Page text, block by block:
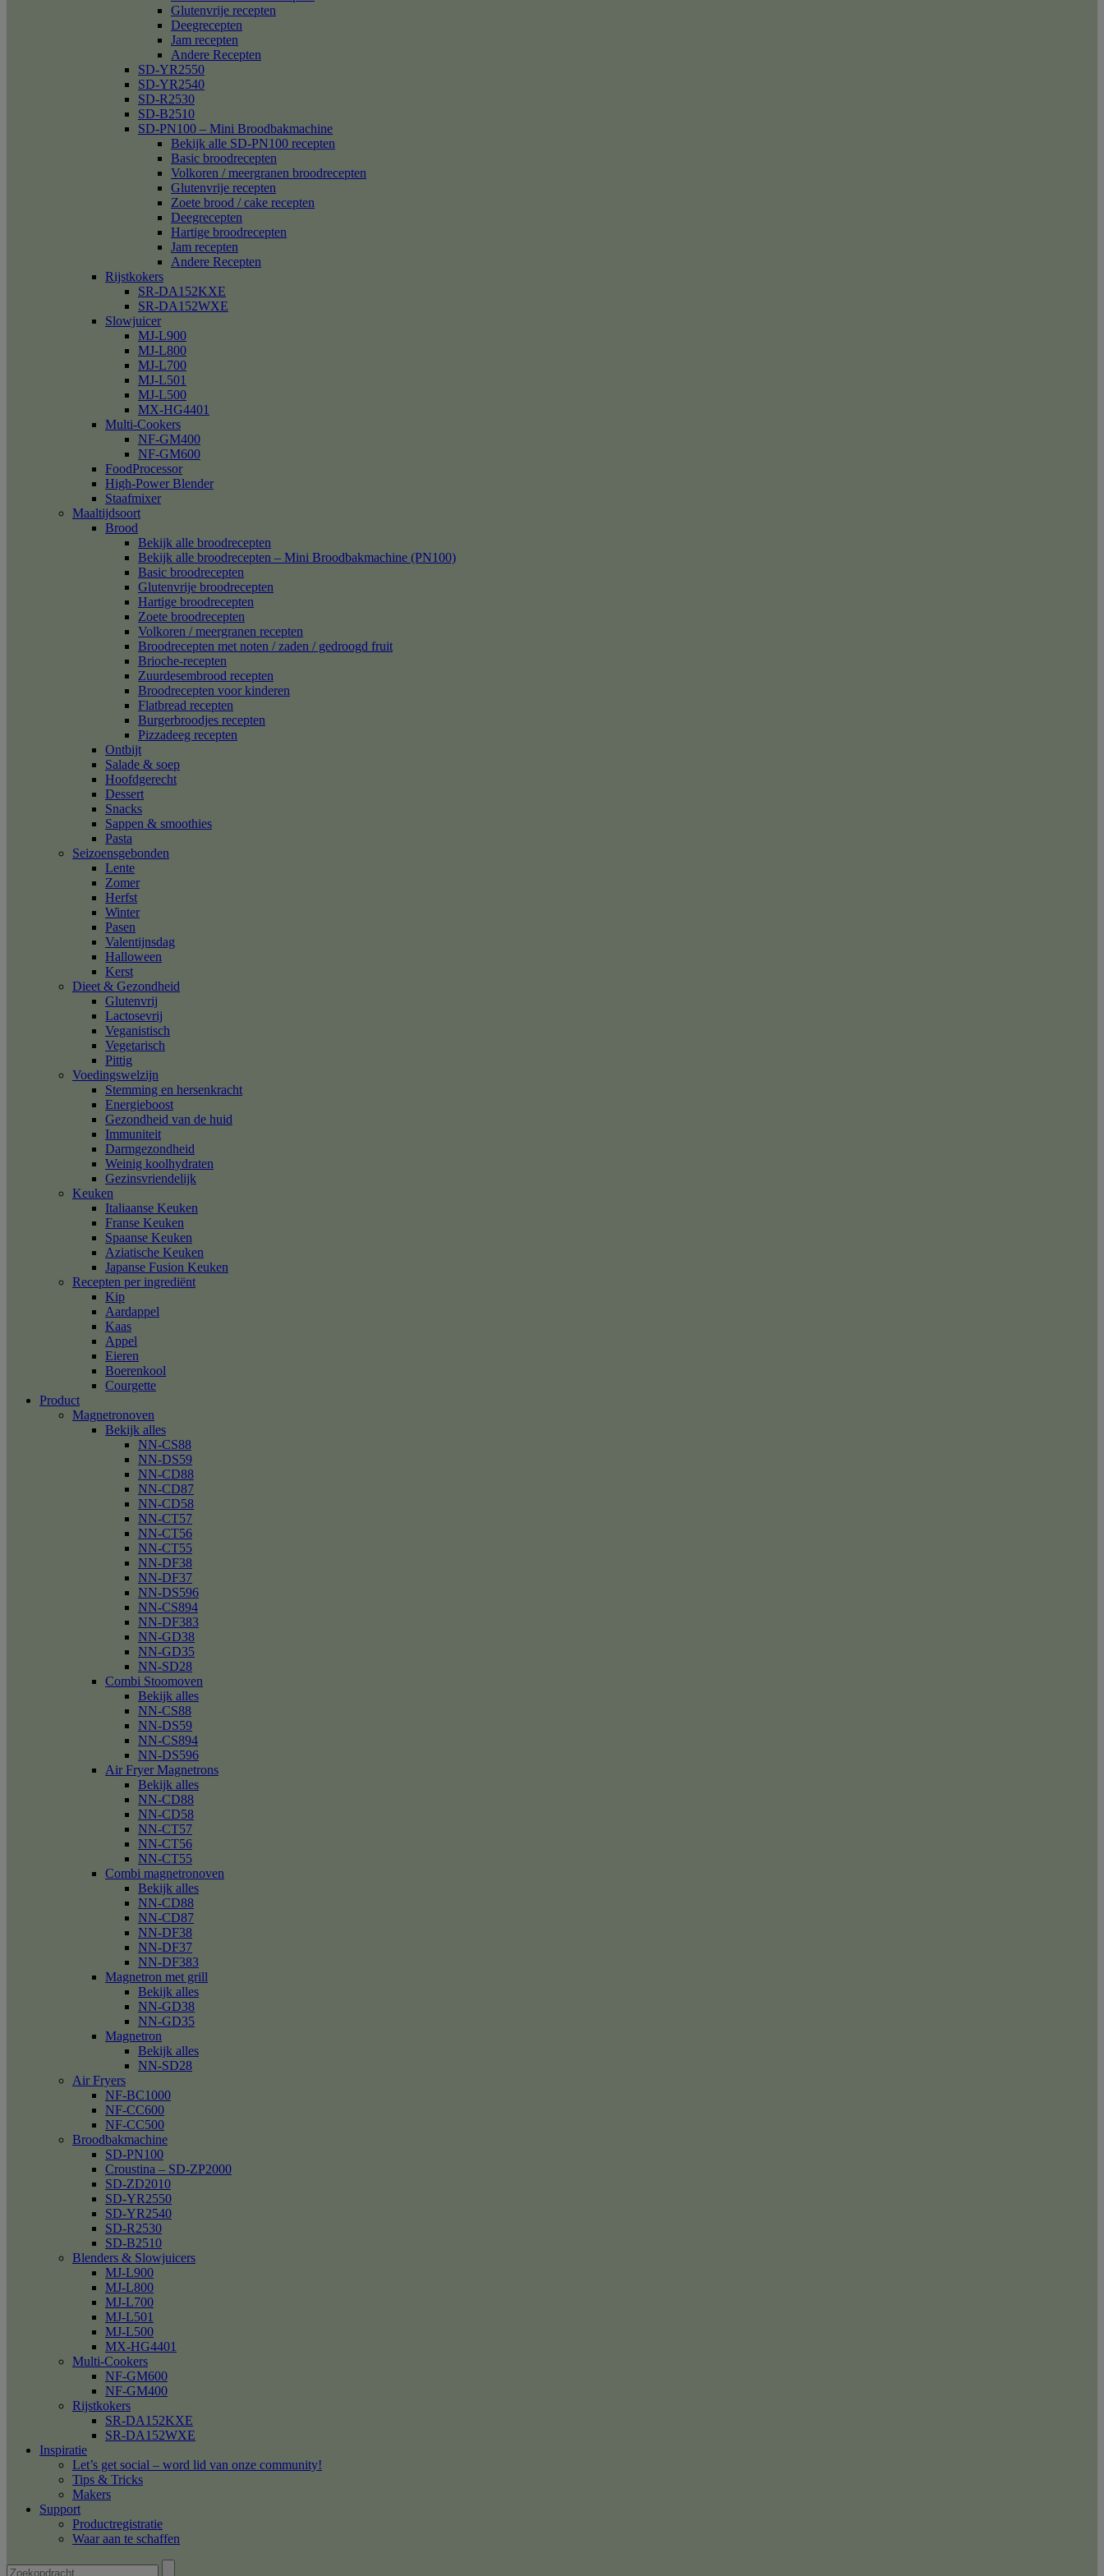
Glutenvrije recepten
Deegrecepten
Jam recepten
Andere Recepten
SD-YR2550
SD-YR2540
SD-R2530
SD-B2510
SD-PN100 – Mini Broodbakmachine
Bekijk alle SD-PN100 recepten
Basic broodrecepten
Volkoren / meergranen broodrecepten
Glutenvrije recepten
Zoete brood / cake recepten
Deegrecepten
Hartige broodrecepten
Jam recepten
Andere Recepten
Rijstkokers
SR-DA152KXE
SR-DA152WXE
Slowjuicer
MJ-L900
MJ-L800
MJ-L700
MJ-L501
MJ-L500
MX-HG4401
Multi-Cookers
NF-GM400
NF-GM600
FoodProcessor
High-Power Blender
Staafmixer
Maaltijdsoort
Brood
Bekijk alle broodrecepten
Bekijk alle broodrecepten – Mini Broodbakmachine (PN100)
Basic broodrecepten
Glutenvrije broodrecepten
Hartige broodrecepten
Zoete broodrecepten
Volkoren / meergranen recepten
Broodrecepten met noten / zaden / gedroogd fruit
Brioche-recepten
Zuurdesembrood recepten
Broodrecepten voor kinderen
Flatbread recepten
Burgerbroodjes recepten
Pizzadeeg recepten
Ontbijt
Salade & soep
Hoofdgerecht
Dessert
Snacks
Sappen & smoothies
Pasta
Seizoensgebonden
Lente
Zomer
Herfst
Winter
Pasen
Valentijnsdag
Halloween
Kerst
Dieet & Gezondheid
Glutenvrij
Lactosevrij
Veganistisch
Vegetarisch
Pittig
Voedingswelzijn
Stemming en hersenkracht
Energieboost
Gezondheid van de huid
Immuniteit
Darmgezondheid
Weinig koolhydraten
Gezinsvriendelijk
Keuken
Italiaanse Keuken
Franse Keuken
Spaanse Keuken
Aziatische Keuken
Japanse Fusion Keuken
Recepten per ingrediënt
Kip
Aardappel
Kaas
Appel
Eieren
Boerenkool
Courgette
Product
Magnetronoven
Bekijk alles
NN-CS88
NN-DS59
NN-CD88
NN-CD87
NN-CD58
NN-CT57
NN-CT56
NN-CT55
NN-DF38
NN-DF37
NN-DS596
NN-CS894
NN-DF383
NN-GD38
NN-GD35
NN-SD28
Combi Stoomoven
Bekijk alles
NN-CS88
NN-DS59
NN-CS894
NN-DS596
Air Fryer Magnetrons
Bekijk alles
NN-CD88
NN-CD58
NN-CT57
NN-CT56
NN-CT55
Combi magnetronoven
Bekijk alles
NN-CD88
NN-CD87
NN-DF38
NN-DF37
NN-DF383
Magnetron met grill
Bekijk alles
NN-GD38
NN-GD35
Magnetron
Bekijk alles
NN-SD28
Air Fryers
NF-BC1000
NF-CC600
NF-CC500
Broodbakmachine
SD-PN100
Croustina – SD-ZP2000
SD-ZD2010
SD-YR2550
SD-YR2540
SD-R2530
SD-B2510
Blenders & Slowjuicers
MJ-L900
MJ-L800
MJ-L700
MJ-L501
MJ-L500
MX-HG4401
Multi-Cookers
NF-GM600
NF-GM400
Rijstkokers
SR-DA152KXE
SR-DA152WXE
Inspiratie
Let’s get social – word lid van onze community!
Tips & Tricks
Makers
Support
Productregistratie
Waar aan te schaffen